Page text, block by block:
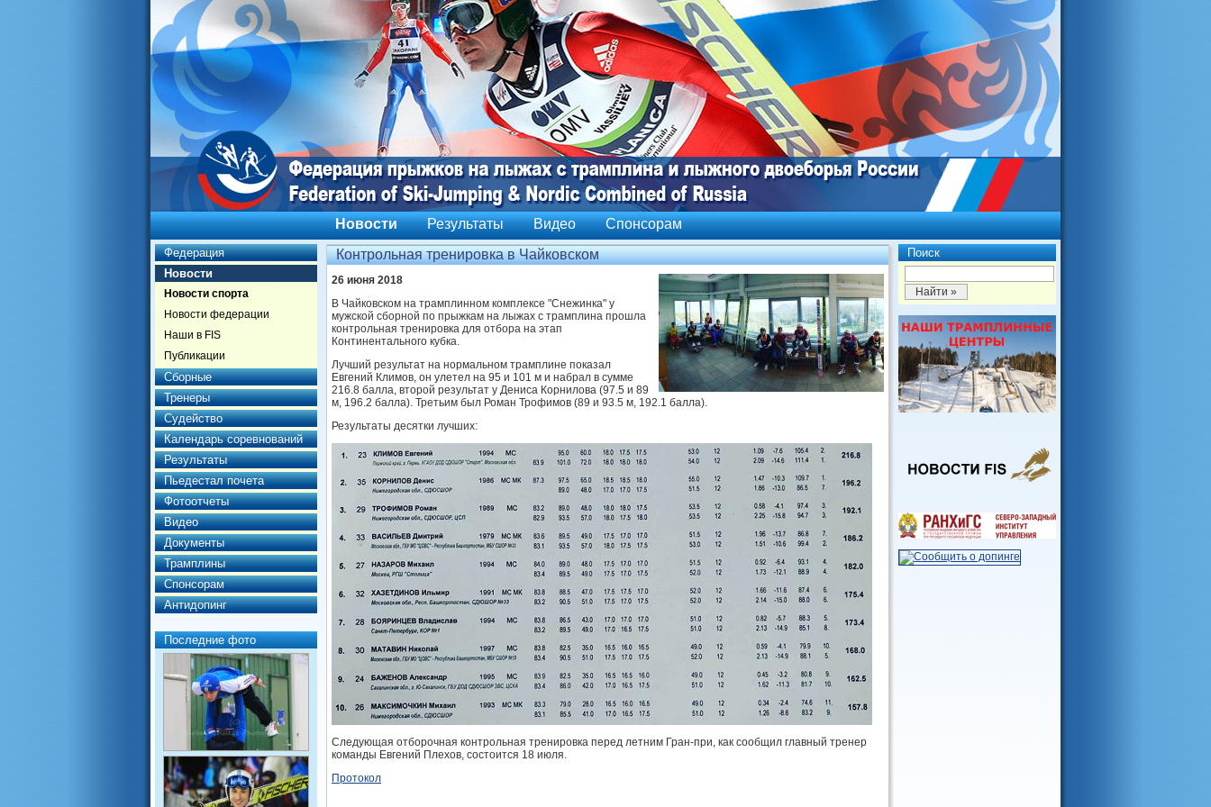
Новости Результаты Видео Спонсорам
Федерация
Новости
Новости спорта
Новости федерации
Наши в FIS
Публикации
Сборные
Тренеры
Судейство
Календарь соревнований
Результаты
Пьедестал почета
Фотоотчеты
Видео
Документы
Трамплины
Спонсорам
Антидопинг
Последние фото
Поиск
Контрольная тренировка в Чайковском
26 июня 2018
В Чайковском на трамплинном комплексе "Снежинка" у
мужской сборной по прыжкам на лыжах с трамплина прошла
контрольная тренировка для отбора на этап
Континентального кубка.
Лучший результат на нормальном трамплине показал
Евгений Климов, он улетел на 95 и 101 м и набрал в сумме
216.8 балла, второй результат у Дениса Корнилова (97.5 и 89
м, 196.2 балла). Третьим был Роман Трофимов (89 и 93.5 м, 192.1 балла).
Результаты десятки лучших:
Следующая отборочная контрольная тренировка перед летним Гран-при, как сообщил главный тренер
команды Евгений Плехов, состоится 18 июля.
Протокол